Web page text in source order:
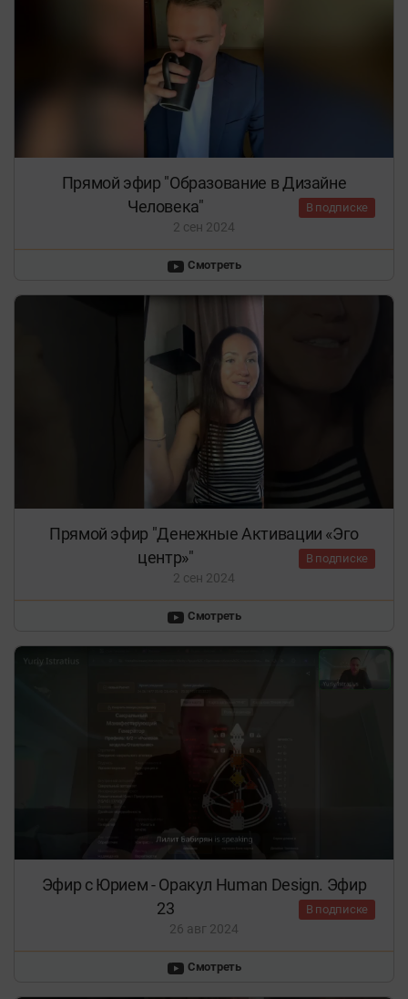
Прямой эфир "Образование в Дизайне
Человека"
В подписке
2 сен 2024
Смотреть
Прямой эфир "Денежные Активации «Эго
центр»"
В подписке
2 сен 2024
Смотреть
Эфир с Юрием - Оракул Human Design. Эфир
23
В подписке
26 авг 2024
Смотреть